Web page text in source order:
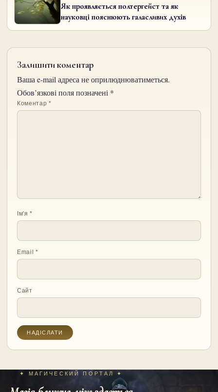
Як проявляється полтергейст та як
науковці пояснюють галасливих духів
Залишити коментар
Ваша e-mail адреса не оприлюднюватиметься.
Обов’язкові поля позначені *
Коментар*
Ім'я*
Email*
Сайт
✦ МАГИЧЕСКИЙ ПОРТАЛ ✦